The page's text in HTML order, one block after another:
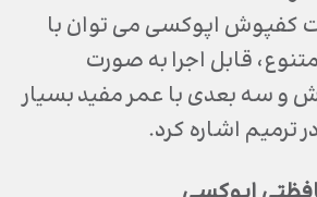
کفپوش اپوکسی می توان با
قابل اجرا به صورت
و سه بعدی با عمر مفید بسیار
ترمیم اشاره کرد.